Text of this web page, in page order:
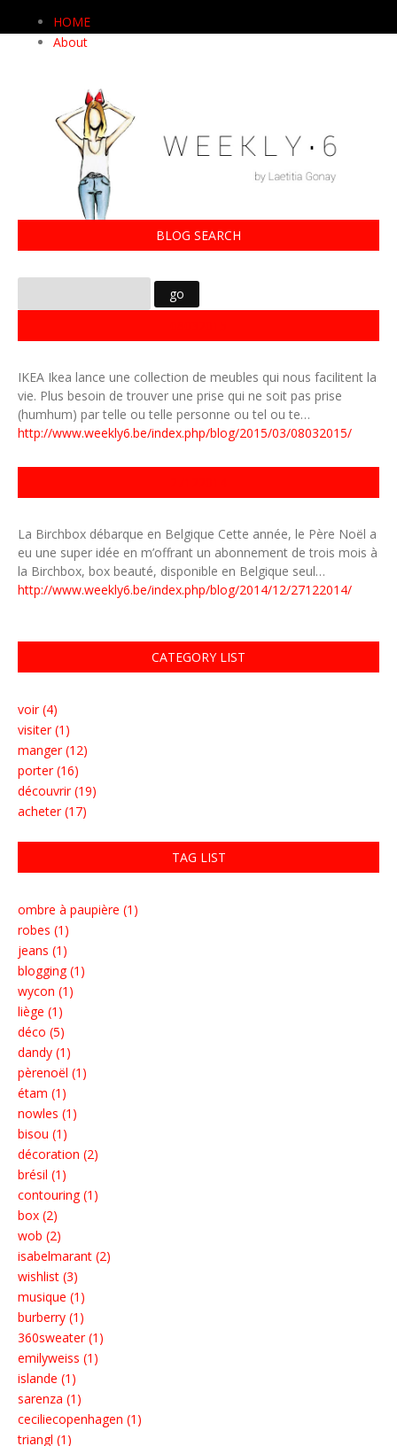
HOME
About
BLOG SEARCH
IKEA Ikea lance une collection de meubles qui nous facilitent la
vie. Plus besoin de trouver une prise qui ne soit pas prise
(humhum) par telle ou telle personne ou tel ou te…
http://www.weekly6.be/index.php/blog/2015/03/08032015/
La Birchbox débarque en Belgique Cette année, le Père Noël a
eu une super idée en m’offrant un abonnement de trois mois à
la Birchbox, box beauté, disponible en Belgique seul…
http://www.weekly6.be/index.php/blog/2014/12/27122014/
CATEGORY LIST
voir (4)
visiter (1)
manger (12)
porter (16)
découvrir (19)
acheter (17)
TAG LIST
ombre à paupière (1)
robes (1)
jeans (1)
blogging (1)
wycon (1)
liège (1)
déco (5)
dandy (1)
pèrenoël (1)
étam (1)
nowles (1)
bisou (1)
décoration (2)
brésil (1)
contouring (1)
box (2)
wob (2)
isabelmarant (2)
wishlist (3)
musique (1)
burberry (1)
360sweater (1)
emilyweiss (1)
islande (1)
sarenza (1)
ceciliecopenhagen (1)
triangl (1)